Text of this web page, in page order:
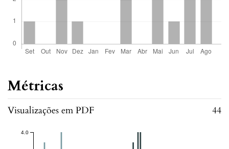
Métricas
Visualizações em PDF 44
4.0